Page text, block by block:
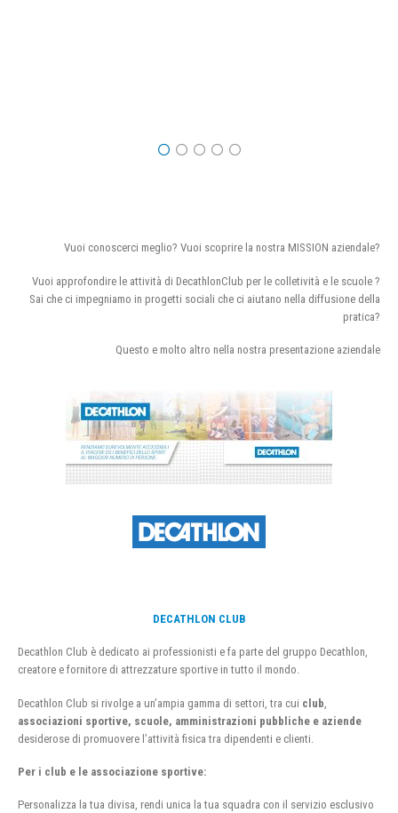
Vuoi conoscerci meglio? Vuoi scoprire la nostra MISSION aziendale?
Vuoi approfondire le attività di DecathlonClub per le colletività e le scuole ?
Sai che ci impegniamo in progetti sociali che ci aiutano nella diffusione della
pratica?
Questo e molto altro nella nostra presentazione aziendale
DECATHLON CLUB
Decathlon Club è dedicato ai professionisti e fa parte del gruppo Decathlon,
creatore e fornitore di attrezzature sportive in tutto il mondo.
Decathlon Club si rivolge a un’ampia gamma di settori, tra cui club
associazioni sportive, scuole, amministrazioni pubbliche e aziende
desiderose di promuovere l’attività fisica tra dipendenti e clienti.
Per i club e le associazione sportive:
Personalizza la tua divisa, rendi unica la tua squadra con il servizio esclusivo